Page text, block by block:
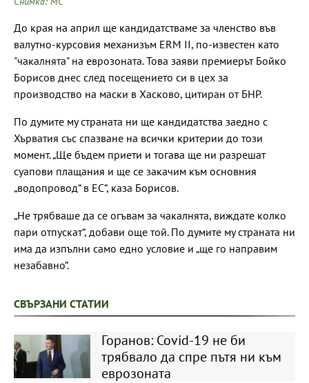
До края на април ще кандидатстваме за членство във
валутно-курсовия механизъм ERM II, по-известен като
"чакалнята" на еврозоната. Това заяви премиерът Бойко
Борисов днес след посещението си в цех за
производство на маски в Хасково, цитиран от БНР.
По думите му страната ни ще кандидатства заедно с
Хърватия със спазване на всички критерии до този
момент. „Ще бъдем приети и тогава ще ни разрешат
суапови плащания и ще се закачим към основния
„водопровод“ в ЕС“, каза Борисов.
„Не трябваше да се огъвам за чакалнята, виждате колко
пари отпускат“, добави още той. По думите му страната ни
има да изпълни само едно условие и „ще го направим
незабавно“.
СВЪРЗАНИ СТАТИИ
Горанов: Covid-19 не би
трябвало да спре пътя ни към
еврозоната